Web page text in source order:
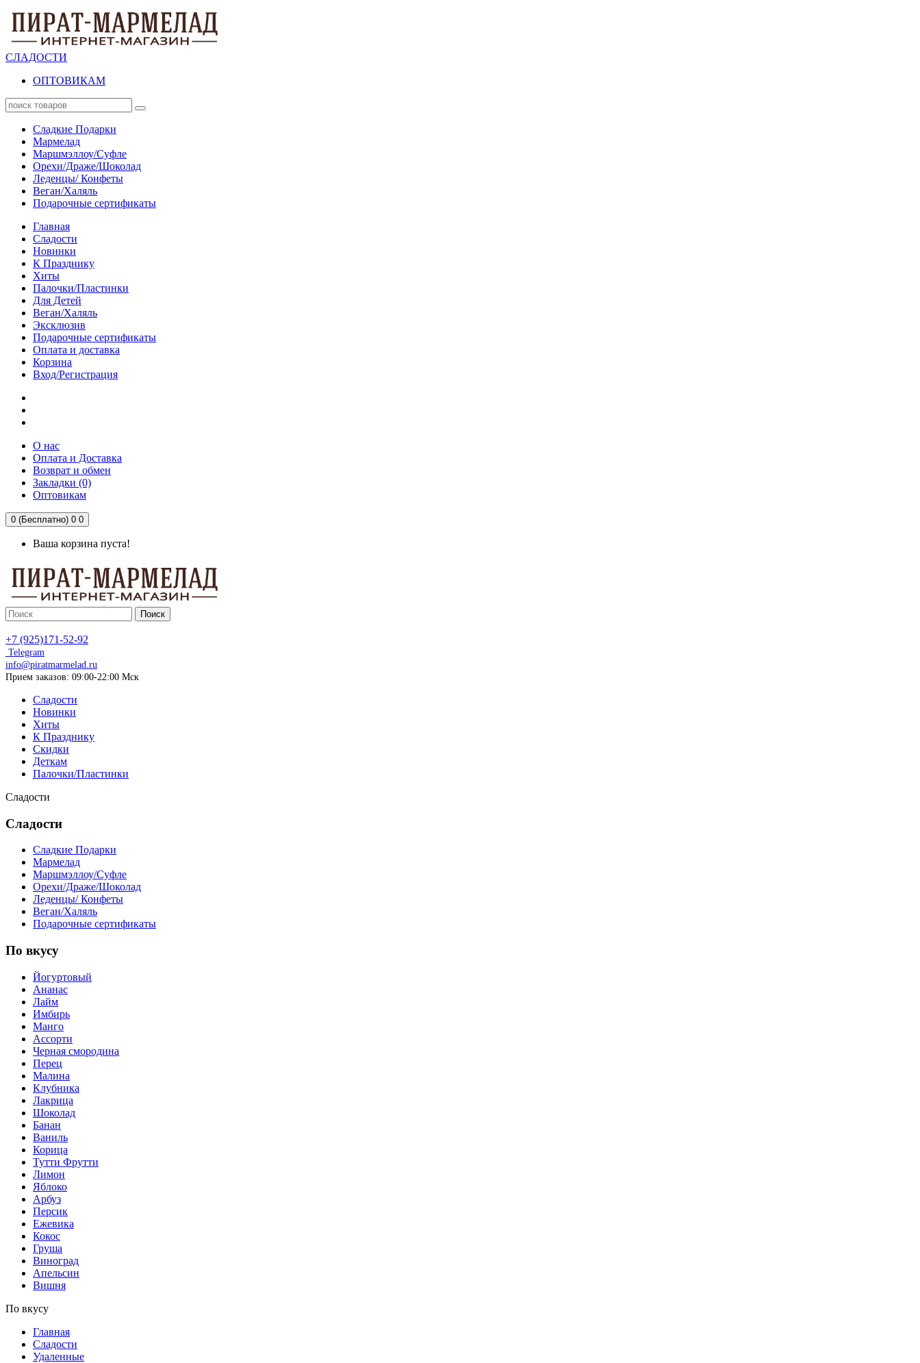
СЛАДОСТИ
ОПТОВИКАМ
Сладкие Подарки
Мармелад
Маршмэллоу/Суфле
Орехи/Драже/Шоколад
Леденцы/ Конфеты
Веган/Халяль
Подарочные сертификаты
Главная
Сладости
Новинки
К Празднику
Хиты
Палочки/Пластинки
Для Детей
Веган/Халяль
Эксклюзив
Подарочные сертификаты
Оплата и доставка
Корзина
Вход/Регистрация
О нас
Оплата и Доставка
Возврат и обмен
Закладки (0)
Оптовикам
0 (Бесплатно) 0 0
Ваша корзина пуста!
Поиск
+7 (925)171-52-92
Telegram
info@piratmarmelad.ru
Прием заказов: 09:00-22:00 Мск
Сладости
Новинки
Хиты
К Празднику
Скидки
Деткам
Палочки/Пластинки
Сладости
Сладости
Сладкие Подарки
Мармелад
Маршмэллоу/Суфле
Орехи/Драже/Шоколад
Леденцы/ Конфеты
Веган/Халяль
Подарочные сертификаты
По вкусу
Йогуртовый
Ананас
Лайм
Имбирь
Манго
Ассорти
Черная смородина
Перец
Малина
Клубника
Лакрица
Шоколад
Банан
Ваниль
Корица
Тутти Фрутти
Лимон
Яблоко
Арбуз
Персик
Ежевика
Кокос
Груша
Виноград
Апельсин
Вишня
По вкусу
Главная
Сладости
Удаленные